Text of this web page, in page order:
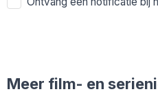
Meer film- en